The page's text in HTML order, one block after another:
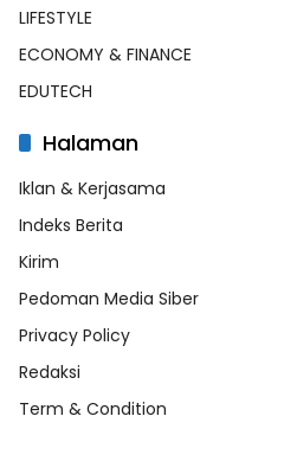
LIFESTYLE
ECONOMY & FINANCE
EDUTECH
Halaman
Iklan & Kerjasama
Indeks Berita
Kirim
Pedoman Media Siber
Privacy Policy
Redaksi
Term & Condition